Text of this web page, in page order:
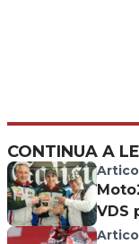
CONTINUA A
VDS